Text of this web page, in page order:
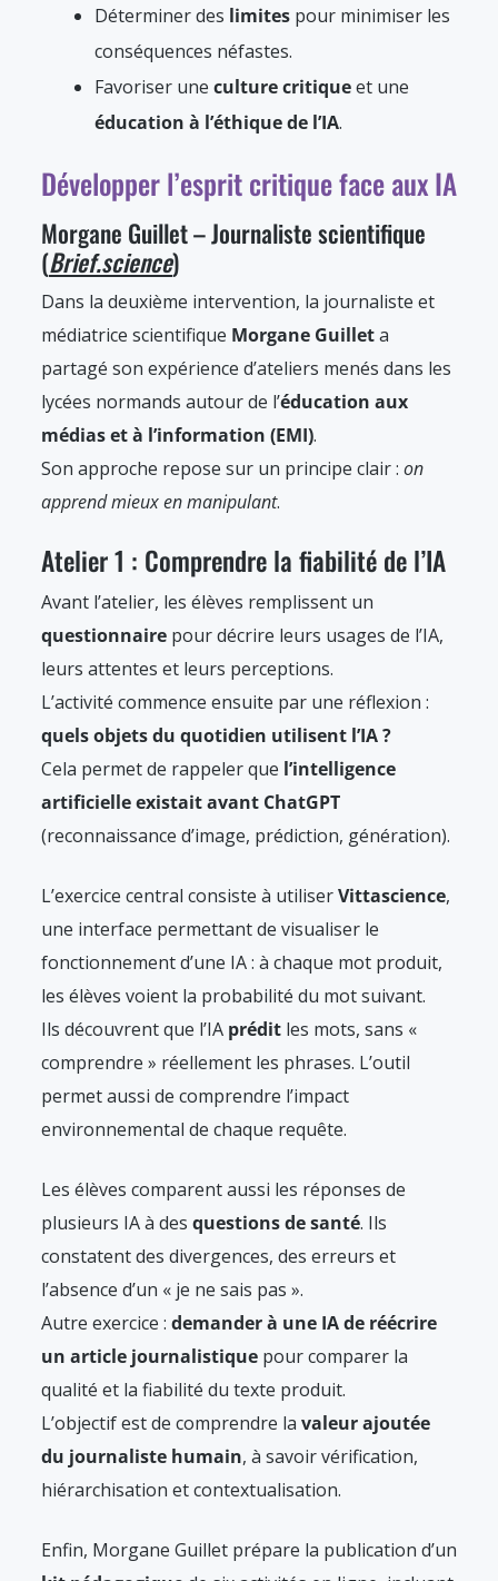
Déterminer des limites pour minimiser les
conséquences néfastes.
Favoriser une culture critiqueet une
éducation à l’éthique de l’IA.
Développer l’esprit critique face aux IA
Morgane Guillet – Journaliste scientifique
(Brief.science)
Dans la deuxième intervention, la journaliste et
médiatrice scientifique Morgane Guilleta
partagé son expérience d’ateliers menés dans les
lycées normands autour de l’éducation aux
médias et à l’information (EMI).
Son approche repose sur un principe clair : on
apprend mieux en manipulant.
Atelier 1 : Comprendre la fiabilité de l’IA
Avant l’atelier, les élèves remplissent un
questionnaire pour décrire leurs usages de l’IA,
leurs attentes et leurs perceptions.
L’activité commence ensuite par une réflexion :
quels objets du quotidien utilisent l’IA ?
Cela permet de rappeler que l’intelligence
artificielle existait avant ChatGPT
(reconnaissance d’image, prédiction, génération).
L’exercice central consiste à utiliserVittascience,
une interface permettant de visualiser le
fonctionnement d’une IA : à chaque mot produit,
les élèves voient la probabilité du mot suivant.
Ils découvrent que l’IA prédit les mots, sans «
comprendre » réellement les phrases. L’outil
permet aussi de comprendre l’impact
environnemental de chaque requête.
Les élèves comparent aussi les réponses de
plusieurs IA à des questions de santé. Ils
constatent des divergences, des erreurs et
l’absence d’un « je ne sais pas ».
Autre exercice : demander à une IA de réécrire
un article journalistique pour comparer la
qualité et la fiabilité du texte produit.
L’objectif est de comprendre la valeur ajoutée
du journaliste humain, à savoir vérification,
hiérarchisation et contextualisation.
Enfin, Morgane Guillet prépare la publication d’un